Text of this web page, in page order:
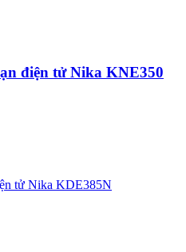
điện tử Nika KNE350